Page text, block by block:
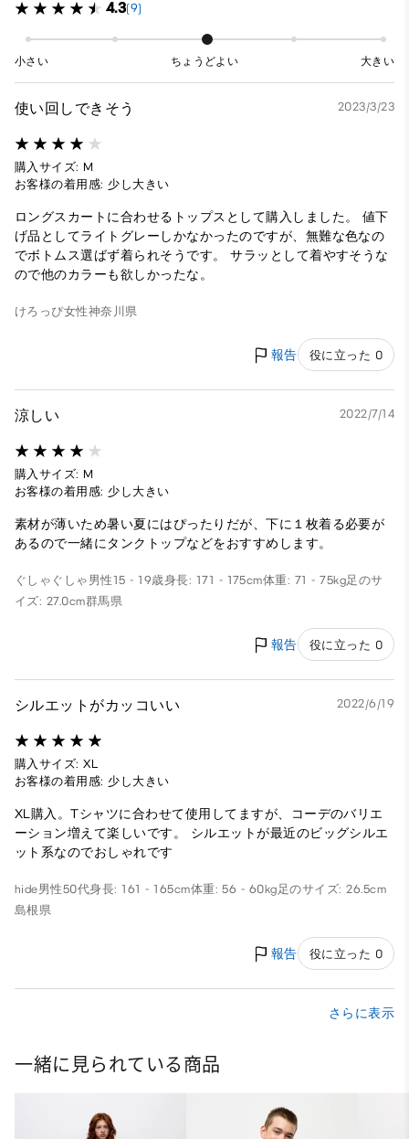
4.3(9)
小さい ちょうどよい 大きい
使い回しできそう 2023/3/23
購入サイズ: M
お客様の着用感: 少し大きい
ロングスカートに合わせるトップスとして購入しました。 値下
げ品としてライトグレーしかなかったのですが、無難な色なの
でボトムス選ばず着られそうです。 サラッとして着やすそうな
ので他のカラーも欲しかったな。
けろっぴ女性神奈川県
報告 役に立った 0
涼しい 2022/7/14
購入サイズ: M
お客様の着用感: 少し大きい
素材が薄いため暑い夏にはぴったりだが、下に１枚着る必要が
あるので一緒にタンクトップなどをおすすめします。
ぐしゃぐしゃ 男性 15 - 19歳身長: 171 - 175cm体重: 71 - 75kg足のサ
イズ: 27.0cm群馬県
報告 役に立った 0
シルエットがカッコいい 2022/6/19
購入サイズ: XL
お客様の着用感: 少し大きい
XL購入。Tシャツに合わせて使用してますが、コーデのバリエ
ーション増えて楽しいです。 シルエットが最近のビッグシルエ
ット系なのでおしゃれです
hide男性50代身長: 161 - 165cm体重: 56 - 60kg足のサイズ: 26.5cm
島根県
報告 役に立った 0
さらに表示
一緒に見られている商品